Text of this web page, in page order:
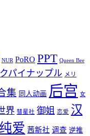
NUR PoRO PPT Queen Bee
パイナップル メリ
集 同人动画 后宫 女
界 彗星社 御姐 恋爱 汉
纯爱 茜新社 调查 逆推